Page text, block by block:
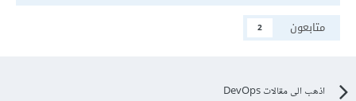
متابعون
2
اذهب الى مقالات DevOps